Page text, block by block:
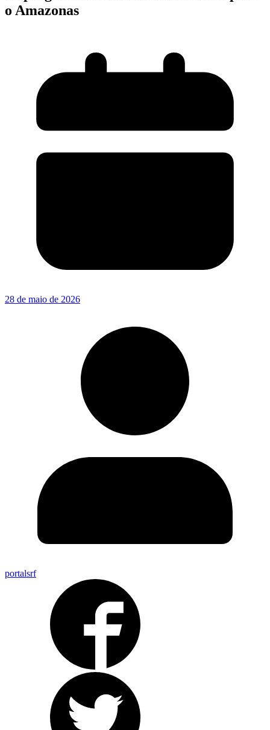
o Amazonas
28 de maio de 2026
portalsrf